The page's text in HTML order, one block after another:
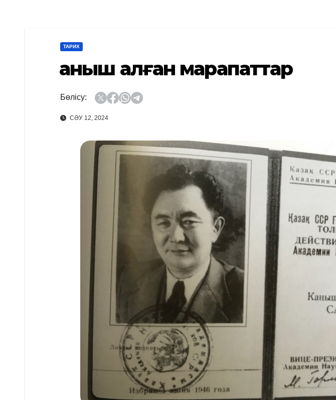
ТАРИХ
Қаныш алған марапаттар
Бөлісу:
СӘУ 12, 2024